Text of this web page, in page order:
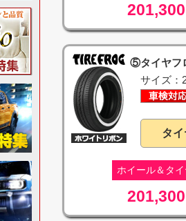
201,300
⑤タイヤフ
サイズ：
タ
ホイール＆タ
201,300